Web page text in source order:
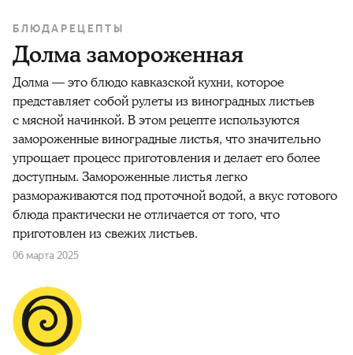
БЛЮДА РЕЦЕПТЫ
Долма замороженная
Долма — это блюдо кавказской кухни, которое
представляет собой рулеты из виноградных листьев
с мясной начинкой. В этом рецепте используются
замороженные виноградные листья, что значительно
упрощает процесс приготовления и делает его более
доступным. Замороженные листья легко
размораживаются под проточной водой, а вкус готового
блюда практически не отличается от того, что
приготовлен из свежих листьев.
06 марта 2025